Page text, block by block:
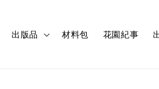
出版品 材料包 花園紀事